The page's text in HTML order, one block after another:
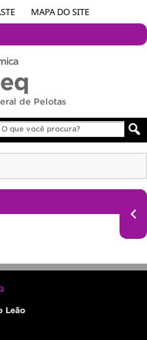
MAPA DO SITE
de Pelotas
Leão